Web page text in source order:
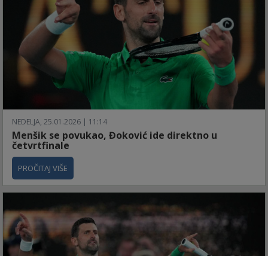
NEDELJA, 25.01.2026 | 11:14
Menšik se povukao, Đoković ide direktno u
četvrtfinale
PROČITAJ VIŠE